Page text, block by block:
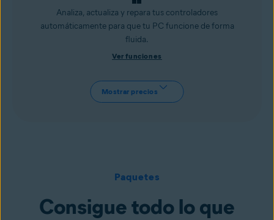
Analiza, actualiza y repara tus controladores
automáticamente para que tu PC funcione de forma
fluida.
Ver funciones
Mostrar precios
Paquetes
Consigue todo lo que